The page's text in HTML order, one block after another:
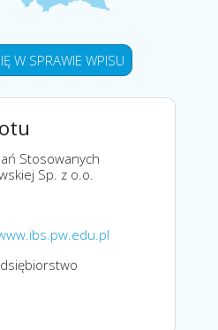
W SPRAWIE WPISU
Stosowanych
Sp. z o.o.